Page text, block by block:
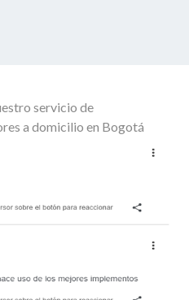
servicio de
a domicilio en Bogotá